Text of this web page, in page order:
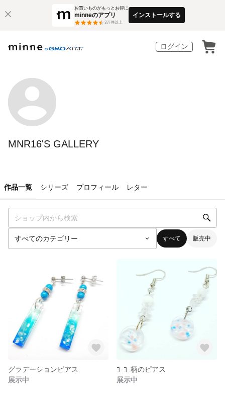
お買いものがもっとお得に
minneのアプリ
3万件以上
インストールする
ログイン
MNR16'S GALLERY
作品一覧 シリーズ プロフィール レター
すべて 販売中
グラデーションピアス
展示中
ﾖｰﾖｰ柄のピアス
展示中